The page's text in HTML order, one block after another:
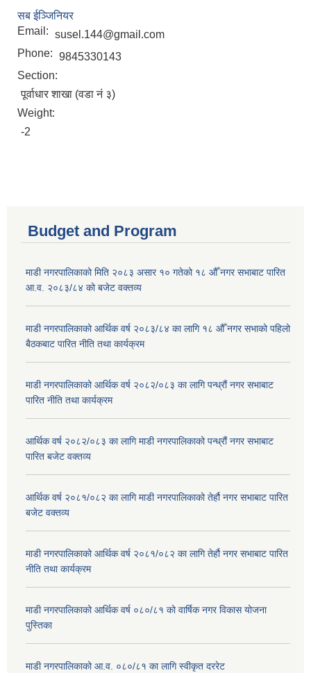
सब ईञ्जिनियर
Email: susel.144@gmail.com
Phone: 9845330143
Section:
पूर्वाधार शाखा (वडा नं ३)
Weight:
-2
Budget and Program
माडी नगरपालिकाको मिति २०८३ असार १० गतेको १८ औँ नगर सभाबाट पारित
आ.व. २०८३/८४ को बजेट वक्तव्य
माडी नगरपालिकाको आर्थिक वर्ष २०८३/८४ का लागि १८ औँ नगर सभाको पहिलो
बैठकबाट पारित नीति तथा कार्यक्रम
माडी नगरपालिकाको आर्थिक वर्ष २०८२/०८३ का लागि पन्ध्रौं नगर सभाबाट
पारित नीति तथा कार्यक्रम
आर्थिक वर्ष २०८२/०८३ का लागि माडी नगरपालिकाको पन्ध्रौं नगर सभाबाट
पारित बजेट वक्तव्य
आर्थिक वर्ष २०८१/०८२ का लागि माडी नगरपालिकाको तेर्हौ नगर सभाबाट पारित
बजेट वक्तव्य
माडी नगरपालिकाको आर्थिक वर्ष २०८१/०८२ का लागि तेर्हौ नगर सभाबाट पारित
नीति तथा कार्यक्रम
माडी नगरपालिकाको आर्थिक वर्ष ०८०/८१ को वार्षिक नगर विकास योजना
पुस्तिका
माडी नगरपालिकाको आ.व. ०८०/८१ का लागि स्वीकृत दररेट